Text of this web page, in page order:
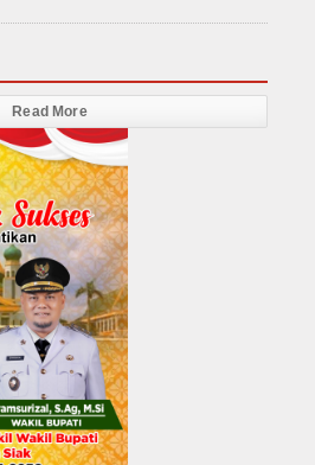
Read More